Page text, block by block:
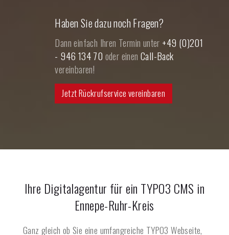
Haben Sie dazu noch Fragen?
Dann einfach Ihren Termin unter +49 (0)201
- 946 134 70 oder einen Call-Back
vereinbaren!
Jetzt Rückrufservice vereinbaren
Ihre Digitalagentur für ein TYPO3 CMS in
Ennepe-Ruhr-Kreis
Ganz gleich ob Sie eine umfangreiche TYPO3 Webseite,